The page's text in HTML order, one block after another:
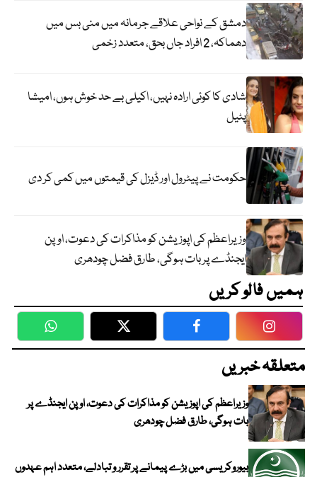
دمشق کے نواحی علاقے جرمانہ میں منی بس میں
دھماکہ، 2 افراد جاں بحق، متعدد زخمی
شادی کا کوئی ارادہ نہیں، اکیلی بے حد خوش ہوں، امیشا
پٹیل
حکومت نے پیٹرول اور ڈیزل کی قیمتوں میں کمی کر دی
وزیراعظم کی اپوزیشن کو مذاکرات کی دعوت، اوپن
ایجنڈے پر بات ہوگی، طارق فضل چودھری
ہمیں فالو کریں
WhatsApp Twitter Facebook
متعلقہ خبریں
وزیراعظم کی اپوزیشن کو مذاکرات کی دعوت، اوپن ایجنڈے پر
بات ہوگی، طارق فضل چودھری
بیوروکریسی میں بڑے پیمانے پر تقرر و تبادلے، متعدد اہم عہدوں